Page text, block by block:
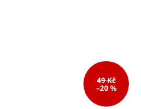
49 Kč
–20 %